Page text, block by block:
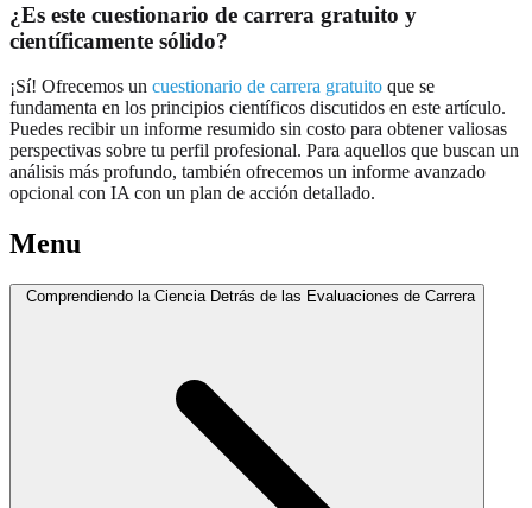
¿Es este cuestionario de carrera gratuito y
científicamente sólido?
¡Sí! Ofrecemos un cuestionario de carrera gratuito que se
fundamenta en los principios científicos discutidos en este artículo.
Puedes recibir un informe resumido sin costo para obtener valiosas
perspectivas sobre tu perfil profesional. Para aquellos que buscan un
análisis más profundo, también ofrecemos un informe avanzado
opcional con IA con un plan de acción detallado.
Menu
Comprendiendo la Ciencia Detrás de las Evaluaciones de Carrera